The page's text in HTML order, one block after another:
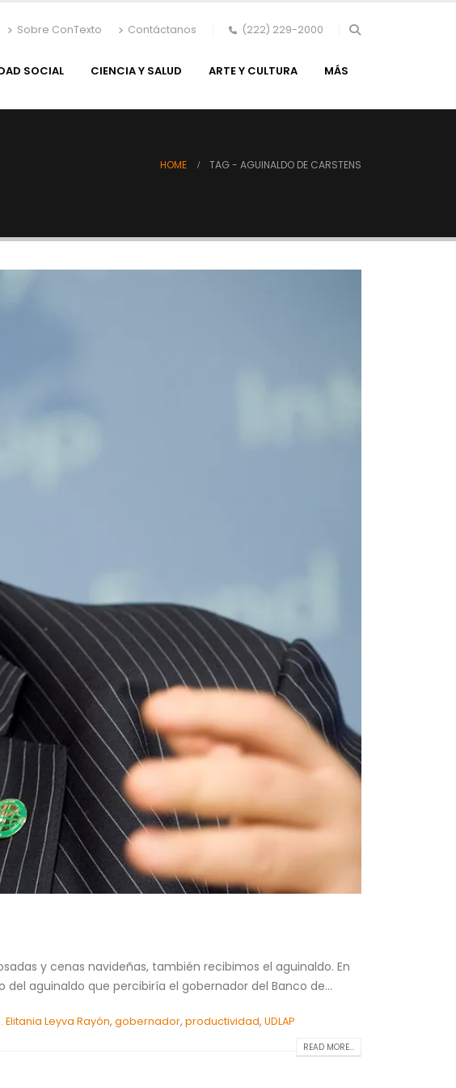
Sobre ConTexto Contáctanos (222) 229-2000
SOCIAL CIENCIA Y SALUD ARTE Y CULTURA MÁS
HOME TAG - AGUINALDO DE CARSTENS
y cenas navideñas, también recibimos el aguinaldo. En
aguinaldo que percibiría el gobernador del Banco de...
Elitania Leyva Rayón,gobernador,productividad,UDLAP
READ MORE...